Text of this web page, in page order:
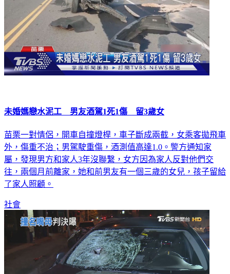
未婚媽戀水泥工 男友酒駕1死1傷 留3歲女
苗栗一對情侶，開車自撞燈桿，車子斷成兩截，女乘客拋飛車
外，傷重不治；男駕駛重傷，酒測值高達1.0。警方通知家
屬，發現男方和家人3年沒聯繫，女方因為家人反對他們交
往，兩個月前離家，她和前男友有一個三歲的女兒，孩子留給
了家人照顧。
社會